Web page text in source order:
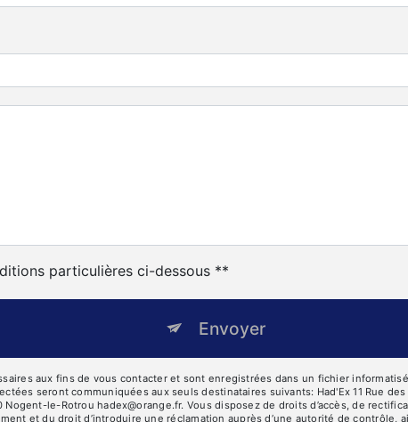
particulières ci-dessous **
Envoyer
aux fins de vous contacter et sont enregistrées dans un fichier
seront communiquées aux seuls destinataires suivants: Had'Ex 11 Rue
le-Rotrou hadex@orange.fr. Vous disposez de droits d’accès, de
et du droit d’introduire une réclamation auprès d’une autorité de contrôle,